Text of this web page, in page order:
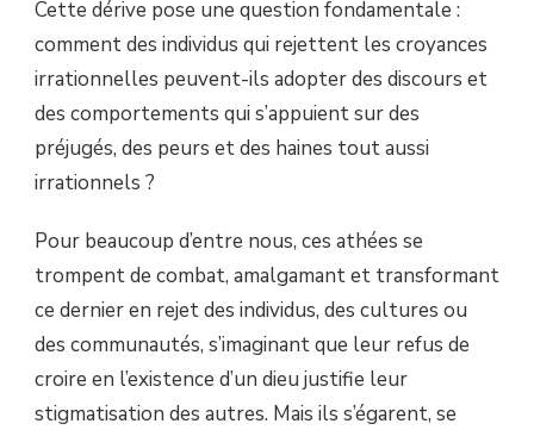
Cette dérive pose une question fondamentale :
comment des individus qui rejettent les croyances
irrationnelles peuvent-ils adopter des discours et
des comportements qui s’appuient sur des
préjugés, des peurs et des haines tout aussi
irrationnels ?
Pour beaucoup d’entre nous, ces athées se
trompent de combat, amalgamant et transformant
ce dernier en rejet des individus, des cultures ou
des communautés, s’imaginant que leur refus de
croire en l’existence d’un dieu justifie leur
stigmatisation des autres. Mais ils s’égarent, se